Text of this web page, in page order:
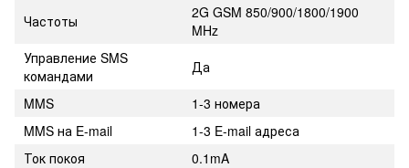
Частоты
2G GSM 850/900/1800/1900
MHz
Управление SMS
командами
Да
MMS
1-3 номера
MMS на E-mail
1-3 E-mail адреса
Ток покоя
0.1mA